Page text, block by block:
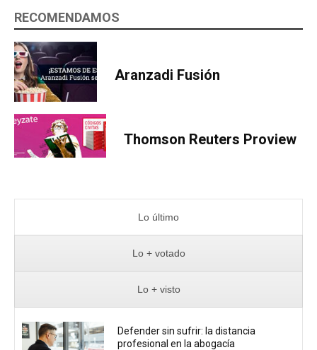
RECOMENDAMOS
Aranzadi Fusión
Thomson Reuters Proview
Lo último
Lo + votado
Lo + visto
Defender sin sufrir: la distancia
profesional en la abogacía